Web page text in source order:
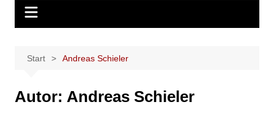
Start Andreas Schieler
Autor: Andreas Schieler